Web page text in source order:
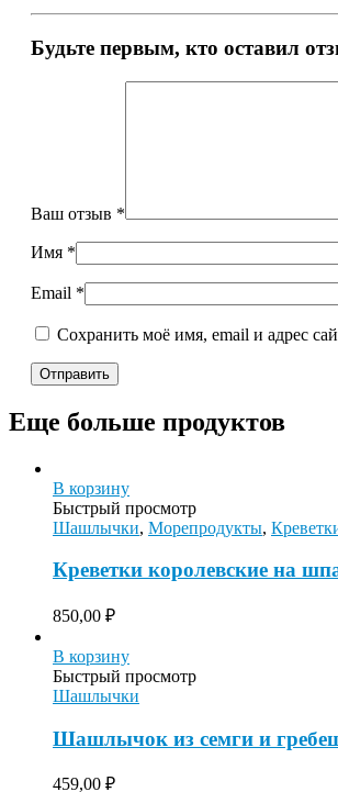
Будьте первым, кто оставил
Ваш отзыв *
Имя *
Email *
Сохранить моё имя, email и адрес
Еще больше продуктов
В корзину
Быстрый просмотр
Шашлычки, Морепродукты,
Креветки королевские на
850,00 ₽
В корзину
Быстрый просмотр
Шашлычки
Шашлычок из семги и
459,00 ₽